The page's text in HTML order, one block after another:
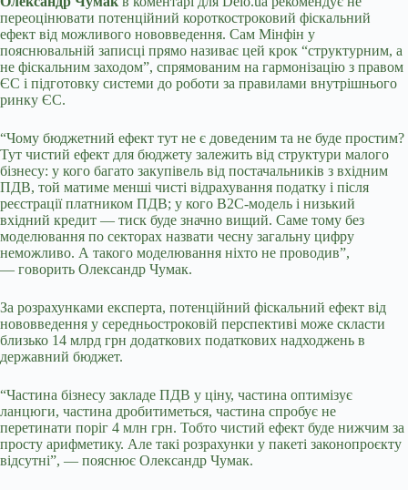
переоцінювати потенційний короткостроковий фіскальний
ефект від можливого нововведення. Сам Мінфін у
пояснювальній записці прямо називає цей крок “структурним, а
не фіскальним заходом”, спрямованим на гармонізацію з правом
ЄС і підготовку системи до роботи за правилами внутрішнього
ринку ЄС.
“Чому бюджетний ефект тут не є доведеним та не буде простим?
Тут чистий ефект для бюджету залежить від структури малого
бізнесу: у кого багато закупівель від постачальників з вхідним
ПДВ, той матиме менші чисті відрахування податку і після
реєстрації платником ПДВ; у кого B2C-модель і низький
вхідний кредит — тиск буде значно вищий. Саме тому без
моделювання по секторах назвати чесну загальну цифру
неможливо. А такого моделювання ніхто не проводив”,
— говорить Олександр Чумак.
За розрахунками експерта, потенційний фіскальний ефект від
нововведення у середньостроковій перспективі може скласти
близько 14 млрд грн додаткових податкових надходжень в
державний бюджет.
“Частина бізнесу закладе ПДВ у ціну, частина оптимізує
ланцюги, частина дробитиметься, частина спробує не
перетинати поріг 4 млн грн. Тобто чистий ефект буде нижчим за
просту арифметику. Але такі розрахунки у пакеті законопроєкту
відсутні”, — пояснює Олександр Чумак.